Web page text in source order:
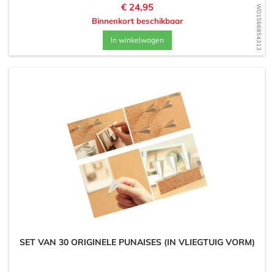
WD1566854313
Prijs
€ 24,95
Binnenkort beschikbaar
In winkelwagen
SET VAN 30 ORIGINELE PUNAISES (IN VLIEGTUIG VORM)